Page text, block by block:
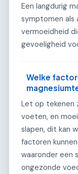
Een langdurig
symptomen als
vermoeidheid
gevoeligheid
Welke
Let op tekenen
voeten, en
slapen, dit kan
factoren
waaronder een
ongezonde